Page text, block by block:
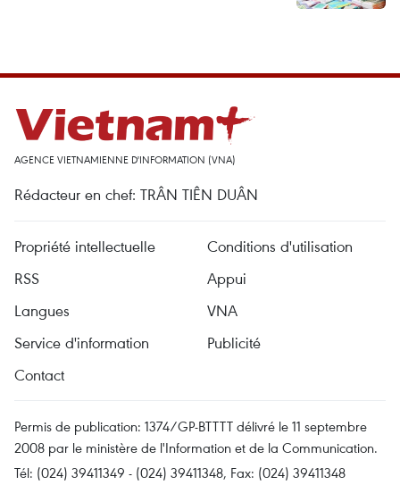
AGENCE VIETNAMIENNE D'INFORMATION (VNA)
Rédacteur en chef: TRÂN TIÊN DUÂN
Propriété intellectuelle
Conditions d'utilisation
RSS
Appui
Langues
VNA
Service d'information
Publicité
Contact
Permis de publication: 1374/GP-BTTTT délivré le 11 septembre
2008 par le ministère de l'Information et de la Communication.
Tél: (024) 39411349 - (024) 39411348, Fax: (024) 39411348